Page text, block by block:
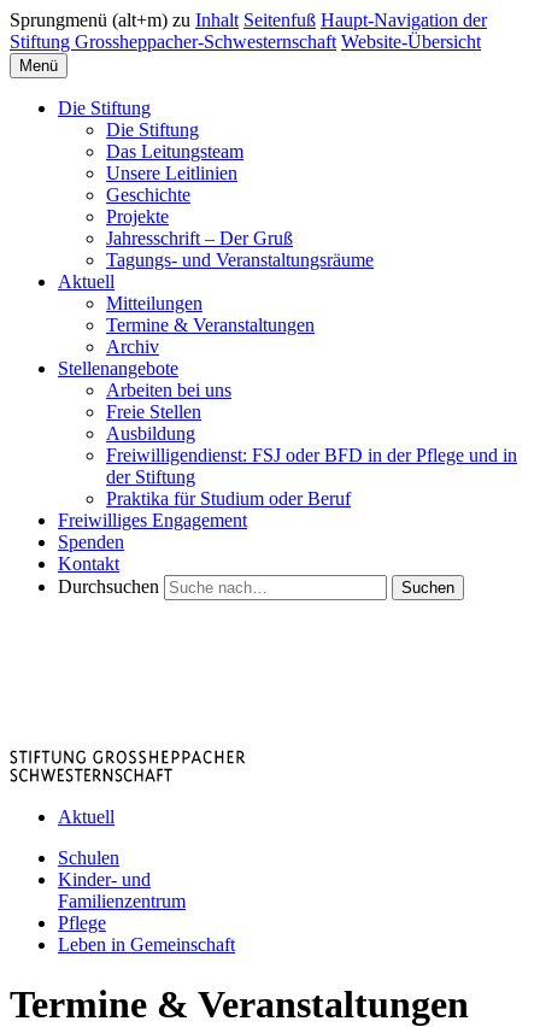
Sprungmenü (alt+m) zu Inhalt Seitenfuß Haupt-Navigation der
Stiftung Grossheppacher-Schwesternschaft Website-Übersicht
Menü
Die Stiftung
Die Stiftung
Das Leitungsteam
Unsere Leitlinien
Geschichte
Projekte
Jahresschrift – Der Gruß
Tagungs- und Veranstaltungsräume
Aktuell
Mitteilungen
Termine & Veranstaltungen
Archiv
Stellenangebote
Arbeiten bei uns
Freie Stellen
Ausbildung
Freiwilligendienst: FSJ oder BFD in der Pflege und in
der Stiftung
Praktika für Studium oder Beruf
Freiwilliges Engagement
Spenden
Kontakt
Durchsuchen
Suchen
Aktuell
Schulen
Kinder- und
Familienzentrum
Pflege
Leben in Gemeinschaft
Termine & Veranstaltungen